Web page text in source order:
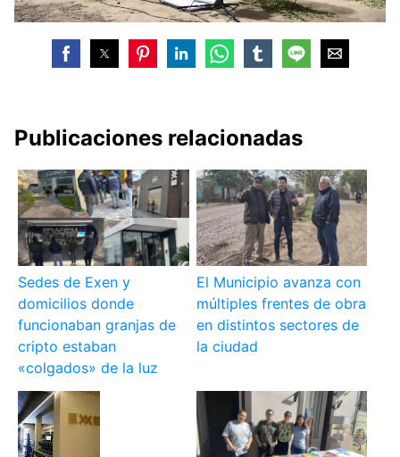
Publicaciones relacionadas
Sedes de Exen y
domicilios donde
funcionaban granjas de
cripto estaban
«colgados» de la luz
El Municipio avanza con
múltiples frentes de obra
en distintos sectores de
la ciudad